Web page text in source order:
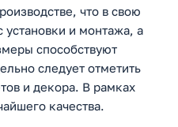
что в свою
и монтажа, а
способствуют
следует отметить
и декора. В рамках
качества.